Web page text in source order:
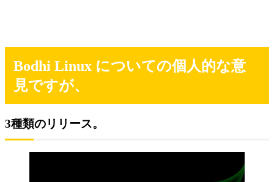
Bodhi Linux についての個人的な意
見ですが、
3種類のリリース。